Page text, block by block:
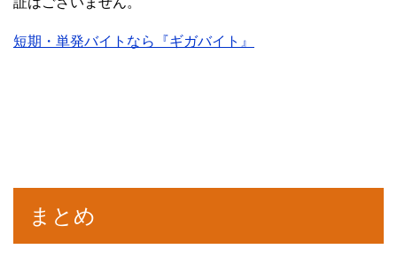
短期・単発バイトなら『ギガバイト』
まとめ